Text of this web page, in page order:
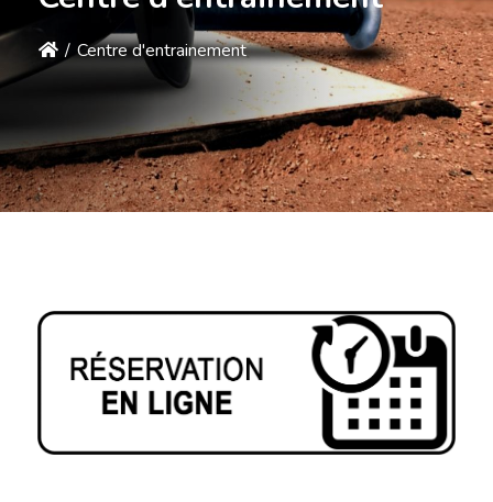
/ Centre d'entrainement